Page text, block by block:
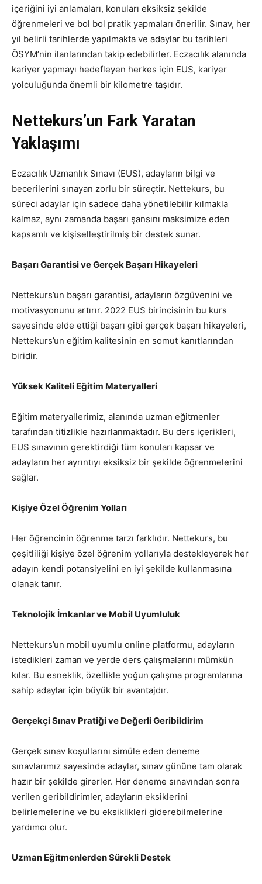
içeriğini iyi anlamaları, konuları eksiksiz şekilde
öğrenmeleri ve bol bol pratik yapmaları önerilir. Sınav, her
yıl belirli tarihlerde yapılmakta ve adaylar bu tarihleri
ÖSYM’nin ilanlarından takip edebilirler. Eczacılık alanında
kariyer yapmayı hedefleyen herkes için EUS, kariyer
yolculuğunda önemli bir kilometre taşıdır.
Nettekurs’un Fark Yaratan
Yaklaşımı
Eczacılık Uzmanlık Sınavı (EUS), adayların bilgi ve
becerilerini sınayan zorlu bir süreçtir. Nettekurs, bu
süreci adaylar için sadece daha yönetilebilir kılmakla
kalmaz, aynı zamanda başarı şansını maksimize eden
kapsamlı ve kişiselleştirilmiş bir destek sunar.
Başarı Garantisi ve Gerçek Başarı Hikayeleri
Nettekurs’un başarı garantisi, adayların özgüvenini ve
motivasyonunu artırır. 2022 EUS birincisinin bu kurs
sayesinde elde ettiği başarı gibi gerçek başarı hikayeleri,
Nettekurs’un eğitim kalitesinin en somut kanıtlarından
biridir.
Yüksek Kaliteli Eğitim Materyalleri
Eğitim materyallerimiz, alanında uzman eğitmenler
tarafından titizlikle hazırlanmaktadır. Bu ders içerikleri,
EUS sınavının gerektirdiği tüm konuları kapsar ve
adayların her ayrıntıyı eksiksiz bir şekilde öğrenmelerini
sağlar.
Kişiye Özel Öğrenim Yolları
Her öğrencinin öğrenme tarzı farklıdır. Nettekurs, bu
çeşitliliği kişiye özel öğrenim yollarıyla destekleyerek her
adayın kendi potansiyelini en iyi şekilde kullanmasına
olanak tanır.
Teknolojik İmkanlar ve Mobil Uyumluluk
Nettekurs’un mobil uyumlu online platformu, adayların
istedikleri zaman ve yerde ders çalışmalarını mümkün
kılar. Bu esneklik, özellikle yoğun çalışma programlarına
sahip adaylar için büyük bir avantajdır.
Gerçekçi Sınav Pratiği ve Değerli Geribildirim
Gerçek sınav koşullarını simüle eden deneme
sınavlarımız sayesinde adaylar, sınav gününe tam olarak
hazır bir şekilde girerler. Her deneme sınavından sonra
verilen geribildirimler, adayların eksiklerini
belirlemelerine ve bu eksiklikleri giderebilmelerine
yardımcı olur.
Uzman Eğitmenlerden Sürekli Destek